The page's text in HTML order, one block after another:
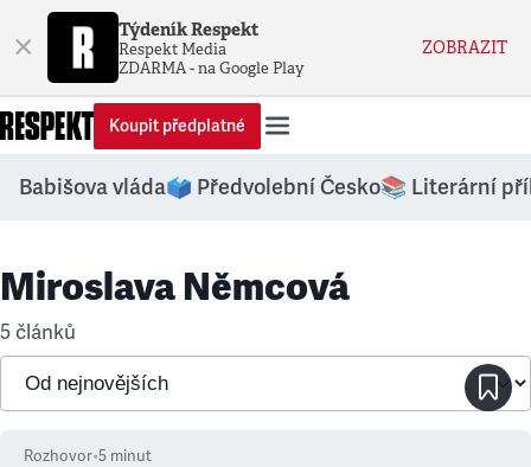
× Týdeník Respekt
Respekt Media
ZDARMA - na Google Play
ZOBRAZIT
Koupit předplatné
Babišova vláda🗳️ Předvolební Česko📚 Literární
Miroslava Němcová
5 článků
Rozhovor•5 minut